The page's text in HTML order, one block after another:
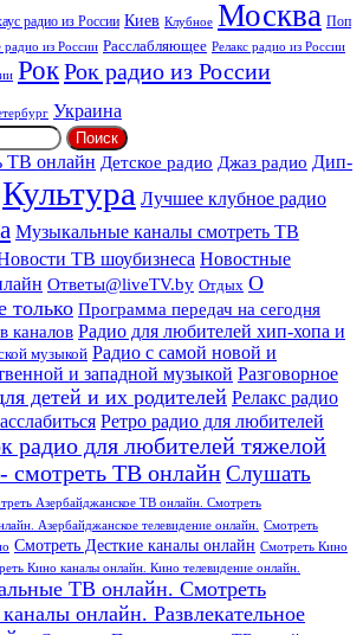
радио из России Киев Клубное Москва Поп
радио из России Расслабляющее Релакс радио из России
РокРок радио из России
Украина
ТВ онлайн Детское радио Джаз радио Дип-
Культура Лучшее клубное радио
Музыкальные каналы смотреть ТВ
ТВ шоубизнеса Новостные
Ответы@liveTV.by Отдых О
только Программа передач на сегодня
каналов Радио для любителей хип-хопа и
музыкой Радио с самой новой и
и западной музыкой Разговорное
детей и их родителей Релакс радио
Ретро радио для любителей
радио для любителей тяжелой
смотреть ТВ онлайнСлушать
Азербайджанское ТВ онлайн. Смотреть
Азербайджанское телевидение онлайн.
Смотреть
Смотреть Десткие каналы онлайн Смотреть Кино
Кино каналы онлайн. Кино телевидение онлайн.
ТВ онлайн. Смотреть
онлайн. Развлекательное